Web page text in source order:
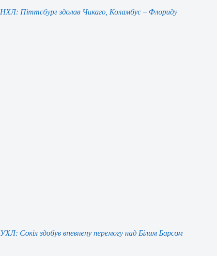
НХЛ: Піттсбург здолав Чикаго, Коламбус – Флориду
УХЛ: Сокіл здобув впевнену перемогу над Білим Барсом